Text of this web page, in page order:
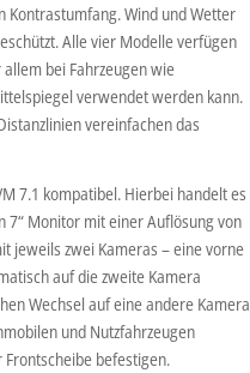
Kontrastumfang. Wind und Wetter
Alle vier Modelle verfügen
bei Fahrzeugen wie
verwendet werden kann.
vereinfachen das
7.1 kompatibel. Hierbei handelt es
7“ Monitor mit einer Auflösung von
jeweils zwei Kameras – eine vorne
auf die zweite Kamera
Wechsel auf eine andere Kamera
und Nutzfahrzeugen
befestigen.